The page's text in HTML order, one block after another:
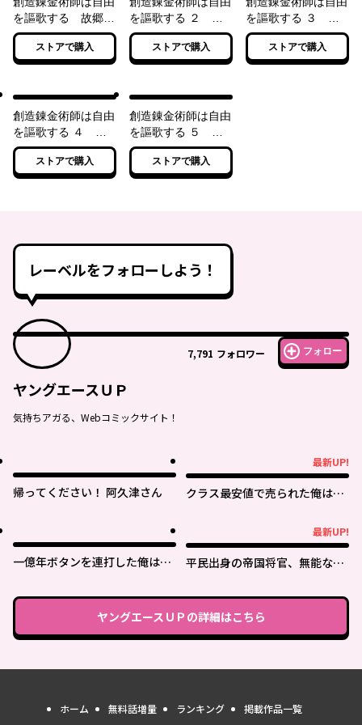
を謳歌する 故郷を
追放されたら、魔王
のお膝元で超絶効果
のマジックアイテム
た
ストアで購入
を謳歌する ２ 故
郷を追放されたら、
魔王のお膝元で超絶
効果のマジックアイ
ました
ストアで購入
を謳歌する ３ 故
郷を追放されたら、
魔王のお膝元で超絶
効果のマジックアイ
ストアで購入
創造錬金術師は自由
を謳歌する ４ 故
郷を追放されたら、
魔王のお膝元で超絶
効果のマジックアイ
ストアで購入
創造錬金術師は自由
を謳歌する ５ 故
郷を追放されたら、
魔王のお膝元で超絶
効果のマジックアイ
ストアで購入
レーベルをフォローしよう！
7,791 フォロワー フォロー
ヤングエースＵＰ
気持ちアガる、Webコミックサイト！
帰ってください！ 阿久津さん
最新UP!
クラス最安値で売られた俺は、
一億年ボタンを連打した俺は、
落第剣士の学院無双～
最新UP!
平民出身の帝国将官、無能な貴
ヤングエースＵＰ の詳細はこちら
ホーム 無料話増量 ランキング 掲載作品一覧